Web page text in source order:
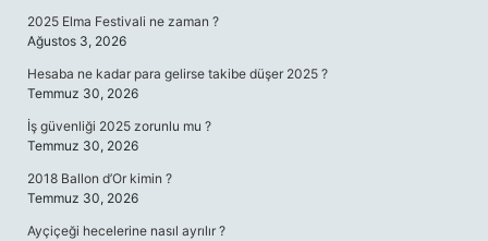
2025 Elma Festivali ne zaman ?
Ağustos 3, 2026
Hesaba ne kadar para gelirse takibe düşer 2025 ?
Temmuz 30, 2026
İş güvenliği 2025 zorunlu mu ?
Temmuz 30, 2026
2018 Ballon d’Or kimin ?
Temmuz 30, 2026
Ayçiçeği hecelerine nasıl ayrılır ?